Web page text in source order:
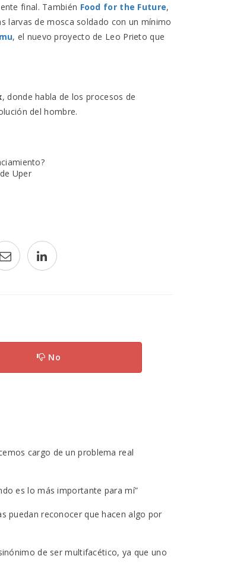
final. También Food for the Future,
larvas de mosca soldado con un mínimo
, el nuevo proyecto de Leo Prieto que
, donde habla de los procesos de
del hombre.
Uper
No
cargo de un problema real
es lo más importante para mí”
puedan reconocer que hacen algo por
de ser multifacético, ya que uno